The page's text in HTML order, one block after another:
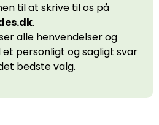
til at skrive til os på
.
alle henvendelser og
personligt og sagligt svar
bedste valg.